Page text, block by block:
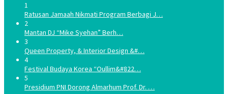
1
Ratusan Jamaah Nikmati Program Berbagi J…
2
Mantan DJ “Mike Syehan” Berh…
3
Queen Property, & Interior Design &#…
4
Festival Budaya Korea “Oullim&#822…
5
Presidium PNI Dorong Almarhum Prof. Dr. …